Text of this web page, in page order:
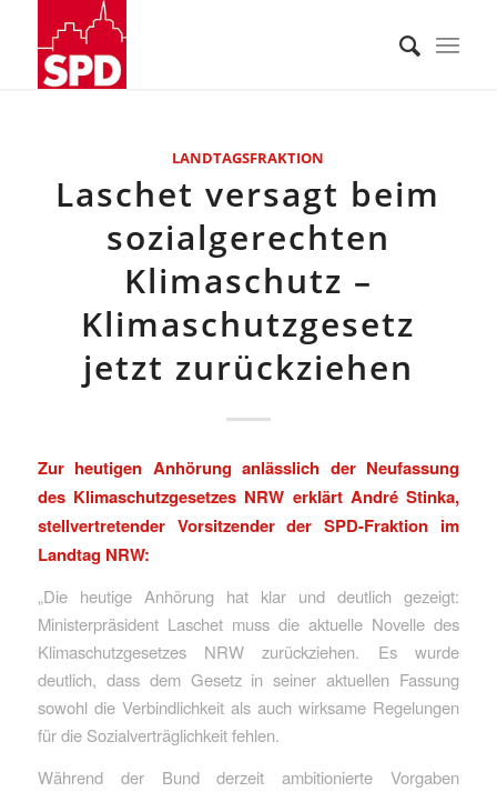
LANDTAGSFRAKTION
Laschet versagt beim
sozialgerechten
Klimaschutz –
Klimaschutzgesetz
jetzt zurückziehen
Zur heutigen Anhörung anlässlich der Neufassung
des Klimaschutzgesetzes NRW erklärt André Stinka,
stellvertretender Vorsitzender der SPD-Fraktion im
Landtag NRW:
„Die heutige Anhörung hat klar und deutlich gezeigt:
Ministerpräsident Laschet muss die aktuelle Novelle des
Klimaschutzgesetzes NRW zurückziehen. Es wurde
deutlich, dass dem Gesetz in seiner aktuellen Fassung
sowohl die Verbindlichkeit als auch wirksame Regelungen
für die Sozialverträglichkeit fehlen.
Während der Bund derzeit ambitionierte Vorgaben